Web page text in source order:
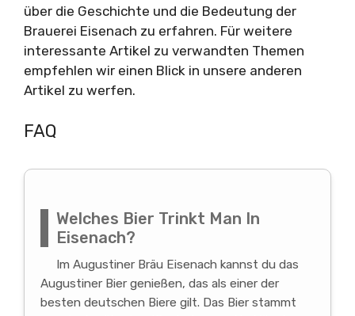
über die Geschichte und die Bedeutung der
Brauerei Eisenach zu erfahren. Für weitere
interessante Artikel zu verwandten Themen
empfehlen wir einen Blick in unsere anderen
Artikel zu werfen.
FAQ
Welches Bier Trinkt Man In
Eisenach?
Im Augustiner Bräu Eisenach kannst du das
Augustiner Bier genießen, das als einer der
besten deutschen Biere gilt. Das Bier stammt